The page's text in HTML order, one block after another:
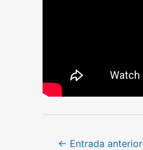
Navegación
← Entrada anterior